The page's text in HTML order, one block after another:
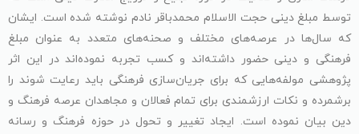
توسط مبلغ دینی حجت الاسلام محمدباقر نادم نوشته شده است. ایشان
که سال‌ها در عرصه‌های مختلف و صحنه‌های متعدد به عنوان مبلغ
فرهنگی و دینی حضور داشته‌اند و کسب تجربه نموده‌اند در این اثر
پژوهشی مولفه‌هایی که برای جریان‌سازی فرهنگی باید رعایت شوند را
برشمرده و نکات ارزشمندی برای تمام فعالان و مجاهدان عرصه فرهنگ و
دین بیان نموده‌ است. ایجاد تغییر و تحول در حوزه فرهنگ و رسانه